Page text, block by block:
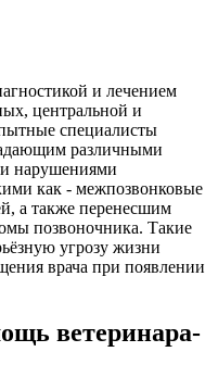
и лечением
центральной и
специалисты
различными
нарушениями
как - межпозвонковые
а также перенесшим
позвоночника. Такие
угрозу жизни
врача при появлении
ветеринара-